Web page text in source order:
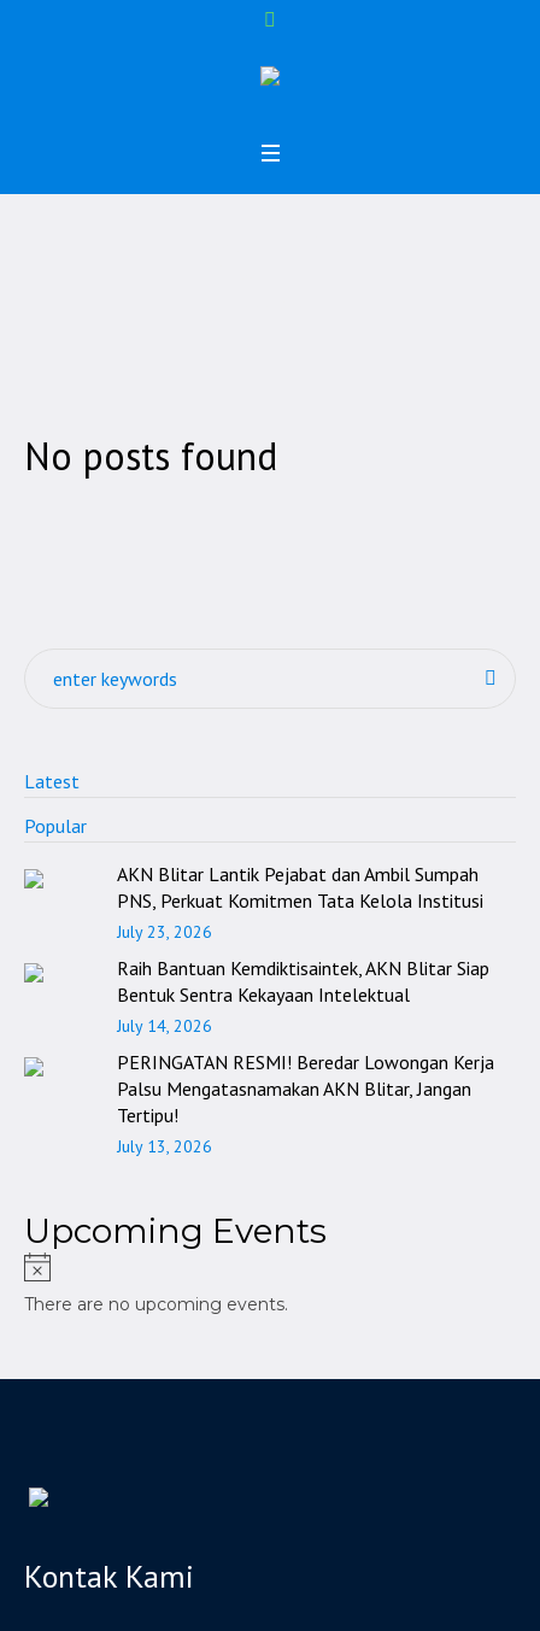
No posts found
Latest
Popular
AKN Blitar Lantik Pejabat dan Ambil Sumpah
PNS, Perkuat Komitmen Tata Kelola Institusi
July 23, 2026
Raih Bantuan Kemdiktisaintek, AKN Blitar Siap
Bentuk Sentra Kekayaan Intelektual
July 14, 2026
PERINGATAN RESMI! Beredar Lowongan Kerja
Palsu Mengatasnamakan AKN Blitar, Jangan
Tertipu!
July 13, 2026
Upcoming Events
There are no upcoming events.
Kontak Kami